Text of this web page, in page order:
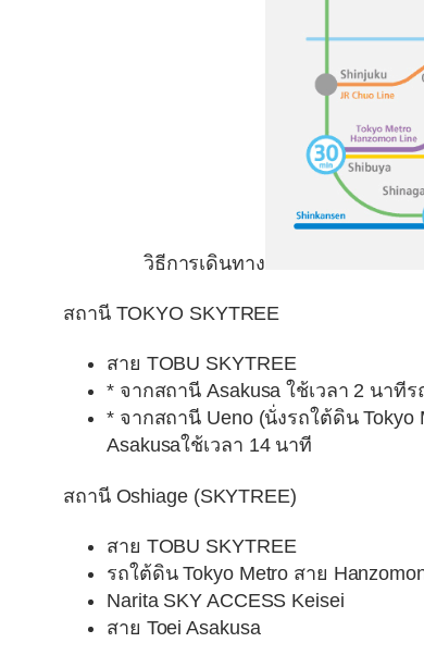
วิธีการเดินทาง
สถานี TOKYO SKYTREE
สาย TOBU SKYTREE
* จากสถานี Asakusa ใช้เวลา 2 นาที
* จากสถานี Ueno (นั่งรถใต้ดิน Tokyo
Asakusaใช้เวลา 14 นาที
สถานี Oshiage (SKYTREE)
สาย TOBU SKYTREE
รถใต้ดิน Tokyo Metro สาย
Narita SKY ACCESS Keisei
สาย Toei Asakusa